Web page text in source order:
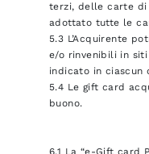
terzi, delle carte di
adottato tutte le
5.3 L’Acquirente
e/o rinvenibili in
indicato in ciascun
5.4 Le gift card
buono.
6.1 La “e-Gift card